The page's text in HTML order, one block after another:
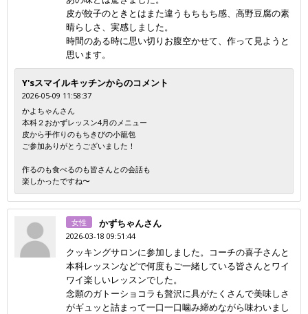
皮が餃子のときとはまた違うもちもち感、高野豆腐の素
晴らしさ、実感しました。
時間のある時に思い切りお腹空かせて、作って見ようと
思います。
Y'sスマイルキッチンからのコメント
2026-05-09 11:58:37
かよちゃんさん
本科２おかずレッスン4月のメニュー
皮から手作りのもちきびの小籠包
ご参加ありがとうございました！
作るのも食べるのも皆さんとの会話も
楽しかったですね〜
女性 かずちゃんさん
2026-03-18 09:51:44
クッキングサロンに参加しました。コーチの喜子さんと
本科レッスンなどで何度もご一緒している皆さんとワイ
ワイ楽しいレッスンでした。
念願のガトーショコラも贅沢に具がたくさんで美味しさ
がギュッと詰まって一口一口噛み締めながら味わいまし